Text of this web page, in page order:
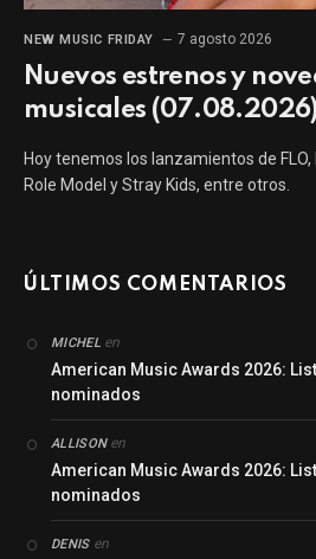
NEW MUSIC FRIDAY 7 agosto 2026
Nuevos estrenos y
musicales
Hoy tenemos los lanzamientos de FLO,
Role Model y Stray Kids, entre otros.
ÚLTIMOS COMENTARIOS
MICHELen
American Music Awards 2026:
nominados
ALLISONen
American Music Awards 2026:
nominados
DENISen